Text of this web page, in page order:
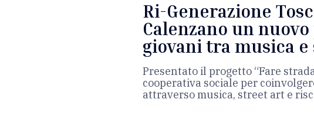
Ri-Generazione
Calenzano un
giovani tra musica
Presentato il progetto “Fare
cooperativa sociale per
attraverso musica, street art e